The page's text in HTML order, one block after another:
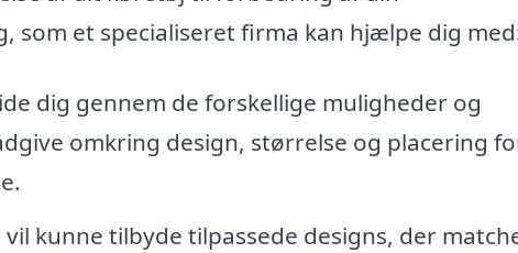
som et specialiseret firma kan hjælpe dig
dig gennem de forskellige muligheder og
omkring design, størrelse og placering
kunne tilbyde tilpassede designs, der